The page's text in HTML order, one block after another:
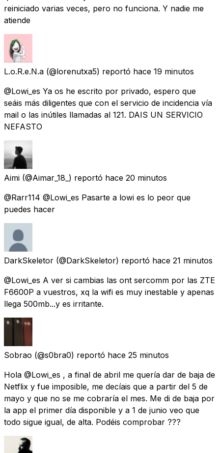
reiniciado varias veces, pero no funciona. Y nadie me
atiende
L.o.R.e.N.a (@lorenutxa5) reportó hace 19 minutos
@Lowi_es Ya os he escrito por privado, espero que
seáis más diligentes que con el servicio de incidencia vía
mail o las inútiles llamadas al 121. DAIS UN SERVICIO
NEFASTO
Aimi (@Aimar_18_) reportó hace 20 minutos
@Rarr114 @Lowi_es Pasarte a lowi es lo peor que
puedes hacer
DarkSkeletor (@DarkSkeletor) reportó hace 21 minutos
@Lowi_es A ver si cambias las ont sercomm por las ZTE
F6600P a vuestros, xq la wifi es muy inestable y apenas
llega 500mb...y es irritante.
Sobrao (@s0bra0) reportó hace 25 minutos
Hola @Lowi_es , a final de abril me quería dar de baja de
Netflix y fue imposible, me decíais que a partir del 5 de
mayo y que no se me cobraría el mes. Me di de baja por
la app el primer día disponible y a 1 de junio veo que
todo sigue igual, de alta. Podéis comprobar ???